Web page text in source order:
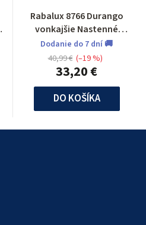
Rabalux 8766 Durango
vonkajšie Nastenné
svietidlo
Dodanie do 7 dní 🚚
33,20 €
40,99 € (–19 %)
DO KOŠÍKA